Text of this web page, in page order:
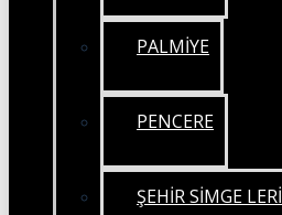
PALMİYE
PENCERE
ŞEHİR SİMGE LERİ